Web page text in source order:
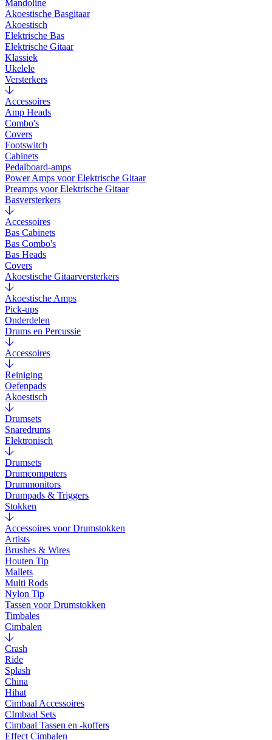
Mandoline
Akoestische Basgitaar
Akoestisch
Elektrische Bas
Elektrische Gitaar
Klassiek
Ukelele
Versterkers
Accessoires
Amp Heads
Combo's
Covers
Footswitch
Cabinets
Pedalboard-amps
Power Amps voor Elektrische Gitaar
Preamps voor Elektrische Gitaar
Basversterkers
Accessoires
Bas Cabinets
Bas Combo's
Bas Heads
Covers
Akoestische Gitaarversterkers
Akoestische Amps
Pick-ups
Onderdelen
Drums en Percussie
Accessoires
Reiniging
Oefenpads
Akoestisch
Drumsets
Snaredrums
Elektronisch
Drumsets
Drumcomputers
Drummonitors
Drumpads & Triggers
Stokken
Accessoires voor Drumstokken
Artists
Brushes & Wires
Houten Tip
Mallets
Multi Rods
Nylon Tip
Tassen voor Drumstokken
Timbales
Cimbalen
Crash
Ride
Splash
China
Hihat
Cimbaal Accessoires
CImbaal Sets
Cimbaal Tassen en -koffers
Effect Cimbalen